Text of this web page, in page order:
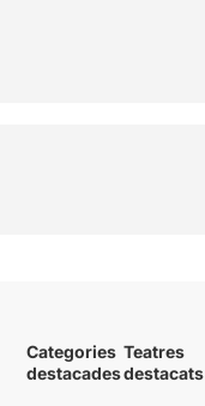
Categories
destacades
Teatres
destacats